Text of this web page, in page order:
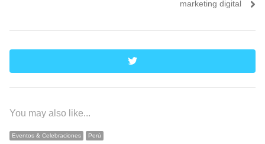
marketing digital
twitter
You may also like...
Eventos & Celebraciones Perú